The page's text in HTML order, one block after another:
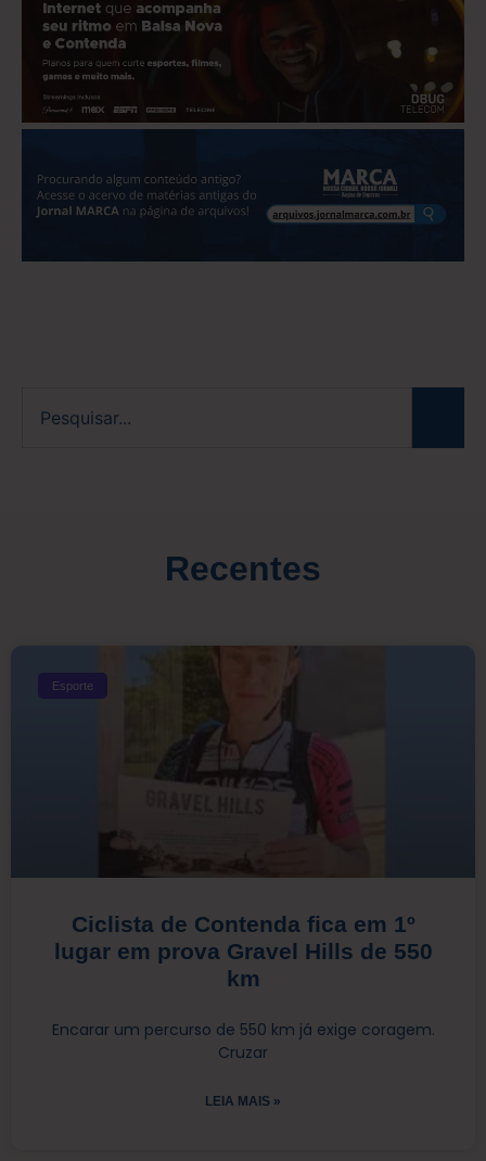
Recentes
Esporte
Ciclista de Contenda fica em 1º
lugar em prova Gravel Hills de 550
km
Encarar um percurso de 550 km já exige coragem.
Cruzar
LEIA MAIS »